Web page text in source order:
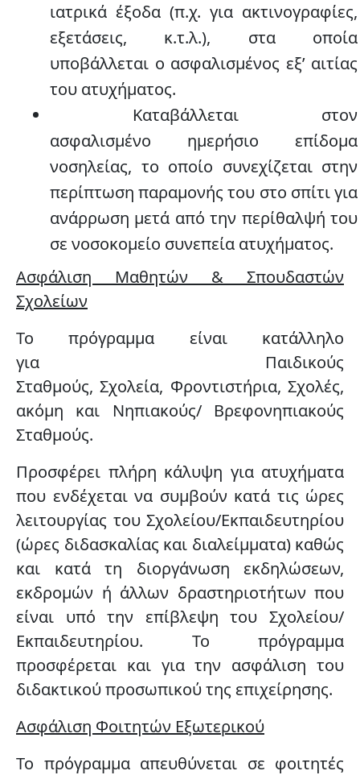
ιατρικά έξοδα (π.χ. για ακτινογραφίες,
εξετάσεις, κ.τ.λ.), στα οποία
υποβάλλεται ο ασφαλισμένος εξ’ αιτίας
του ατυχήματος.
Καταβάλλεται στον
ασφαλισμένο ημερήσιο επίδομα
νοσηλείας, το οποίο συνεχίζεται στην
περίπτωση παραμονής του στο σπίτι για
ανάρρωση μετά από την περίθαλψή του
σε νοσοκομείο συνεπεία ατυχήματος.
Ασφάλιση Μαθητών & Σπουδαστών
Σχολείων
Το πρόγραμμα είναι κατάλληλο
για Παιδικούς
Σταθμούς,Σχολεία, Φροντιστήρια,Σχολές,
ακόμη και Νηπιακούς/ Βρεφονηπιακούς
Σταθμούς.
Προσφέρει πλήρη κάλυψη για ατυχήματα
που ενδέχεται να συμβούν κατά τις ώρες
λειτουργίας του Σχολείου/Εκπαιδευτηρίου
(ώρες διδασκαλίας και διαλείμματα) καθώς
και κατά τη διοργάνωση εκδηλώσεων,
εκδρομών ή άλλων δραστηριοτήτων που
είναι υπό την επίβλεψη του Σχολείου/
Εκπαιδευτηρίου. Το πρόγραμμα
προσφέρεται και για την ασφάλιση του
διδακτικού προσωπικού της επιχείρησης.
Ασφάλιση Φοιτητών Εξωτερικού
Το πρόγραμμα απευθύνεται σε φοιτητές